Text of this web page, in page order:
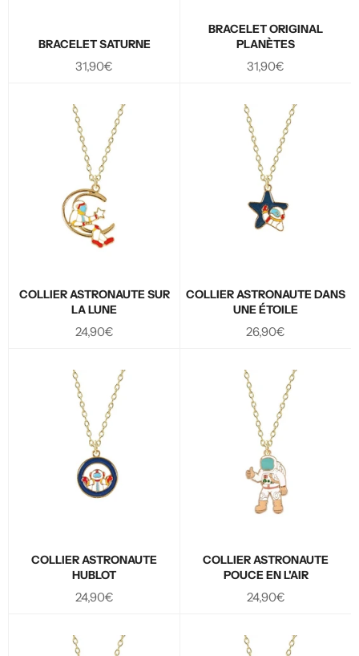
BRACELET SATURNE
Prix
31,90€
BRACELET ORIGINAL
PLANÈTES
Prix
31,90€
COLLIER ASTRONAUTE SUR
LA LUNE
Prix
24,90€
COLLIER ASTRONAUTE DANS
UNE ÉTOILE
Prix
26,90€
COLLIER ASTRONAUTE
HUBLOT
Prix
24,90€
COLLIER ASTRONAUTE
POUCE EN L'AIR
Prix
24,90€